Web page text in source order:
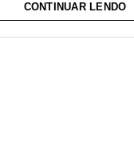
CONTINUAR LENDO